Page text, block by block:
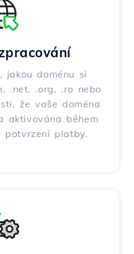
jakou doménu si
.net, .org, .ro nebo
že vaše doména
aktivována během
potvrzení platby.